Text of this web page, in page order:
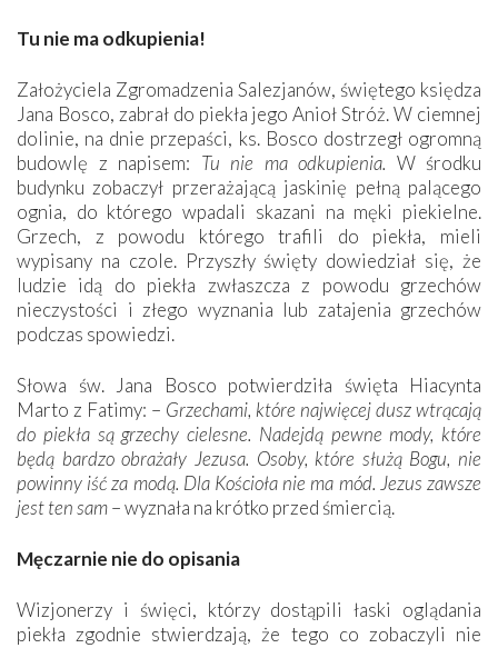
Tu nie ma odkupienia!
Założyciela Zgromadzenia Salezjanów, świętego księdza
Jana Bosco, zabrał do piekła jego Anioł Stróż. W ciemnej
dolinie, na dnie przepaści, ks. Bosco dostrzegł ogromną
budowlę z napisem: Tu nie ma odkupienia. W środku
budynku zobaczył przerażającą jaskinię pełną palącego
ognia, do którego wpadali skazani na męki piekielne.
Grzech, z powodu którego trafili do piekła, mieli
wypisany na czole. Przyszły święty dowiedział się, że
ludzie idą do piekła zwłaszcza z powodu grzechów
nieczystości i złego wyznania lub zatajenia grzechów
podczas spowiedzi.
Słowa św. Jana Bosco potwierdziła święta Hiacynta
Marto z Fatimy: – Grzechami, które najwięcej dusz wtrącają
do piekła są grzechy cielesne. Nadejdą pewne mody, które
będą bardzo obrażały Jezusa. Osoby, które służą Bogu, nie
powinny iść za modą. Dla Kościoła nie ma mód. Jezus zawsze
jest ten sam– wyznała na krótko przed śmiercią.
Męczarnie nie do opisania
Wizjonerzy i święci, którzy dostąpili łaski oglądania
piekła zgodnie stwierdzają, że tego co zobaczyli nie